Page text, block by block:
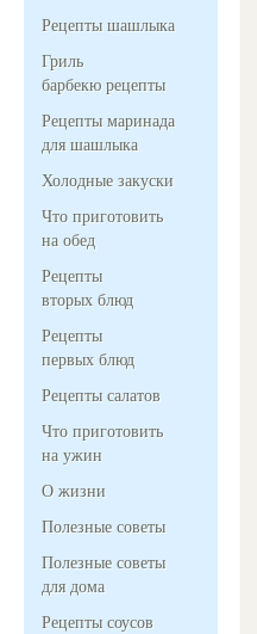
Рецепты шашлыка
Гриль
барбекю рецепты
Рецепты маринада
для шашлыка
Холодные закуски
Что приготовить
на обед
Рецепты
вторых блюд
Рецепты
первых блюд
Рецепты салатов
Что приготовить
на ужин
О жизни
Полезные советы
Полезные советы
для дома
Рецепты соусов